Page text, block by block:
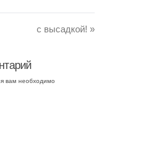
с высадкой! »
вам необходимо